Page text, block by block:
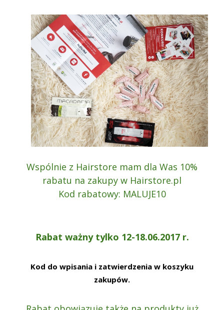
Wspólnie z Hairstore mam dla Was 10%
rabatu na zakupy w Hairstore.pl
Kod rabatowy: MALUJE10
Rabat ważny tylko 12-18.06.2017 r.
Kod do wpisania i zatwierdzenia w koszyku
zakupów.